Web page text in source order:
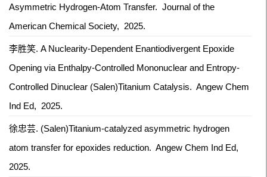
Asymmetric Hydrogen-Atom Transfer. Journal of the
American Chemical Society, 2025.
李胜笑. A Nuclearity-Dependent Enantiodivergent Epoxide
Opening via Enthalpy-Controlled Mononuclear and Entropy-
Controlled Dinuclear (Salen)Titanium Catalysis. Angew Chem
Ind Ed, 2025.
徐忠芸. (Salen)Titanium-catalyzed asymmetric hydrogen
atom transfer for epoxides reduction. Angew Chem Ind Ed,
2025.